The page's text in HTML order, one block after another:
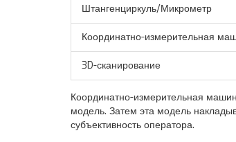
Штангенциркуль/Микрометр
Координатно-измерительная
3D-сканирование
Координатно-измерительная
модель. Затем эта модель
субъективность оператора.